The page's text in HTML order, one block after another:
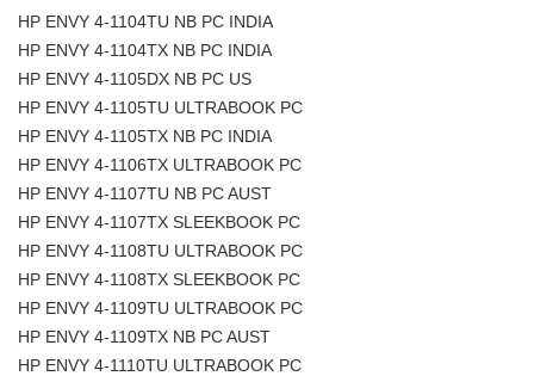
HP ENVY 4-1104TU NB PC INDIA
HP ENVY 4-1104TX NB PC INDIA
HP ENVY 4-1105DX NB PC US
HP ENVY 4-1105TU ULTRABOOK PC
HP ENVY 4-1105TX NB PC INDIA
HP ENVY 4-1106TX ULTRABOOK PC
HP ENVY 4-1107TU NB PC AUST
HP ENVY 4-1107TX SLEEKBOOK PC
HP ENVY 4-1108TU ULTRABOOK PC
HP ENVY 4-1108TX SLEEKBOOK PC
HP ENVY 4-1109TU ULTRABOOK PC
HP ENVY 4-1109TX NB PC AUST
HP ENVY 4-1110TU ULTRABOOK PC